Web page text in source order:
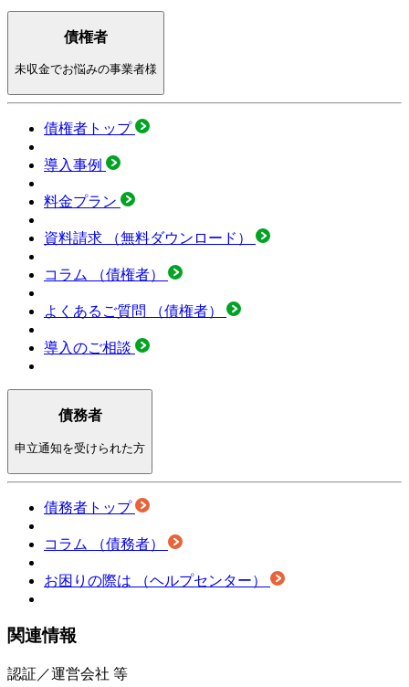
債権者
未収金でお悩みの事業者様
債権者トップ
導入事例
料金プラン
資料請求 （無料ダウンロード）
コラム （債権者）
よくあるご質問 （債権者）
導入のご相談
債務者
申立通知を受けられた方
債務者トップ
コラム （債務者）
お困りの際は （ヘルプセンター）
関連情報
認証／運営会社 等